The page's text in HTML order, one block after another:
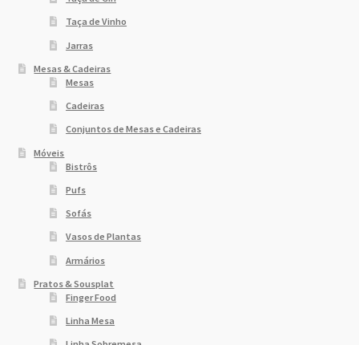
Taça de Vinho
Jarras
Mesas & Cadeiras
Mesas
Cadeiras
Conjuntos de Mesas e Cadeiras
Móveis
Bistrôs
Pufs
Sofás
Vasos de Plantas
Armários
Pratos & Sousplat
Finger Food
Linha Mesa